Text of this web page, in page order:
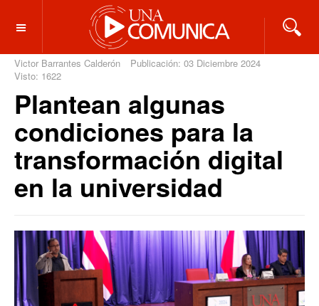
OFF CANVAS
Victor Barrantes Calderón
Publicación: 03 Diciembre 2024
Visto: 1622
Plantean algunas
condiciones para la
transformación digital
en la universidad